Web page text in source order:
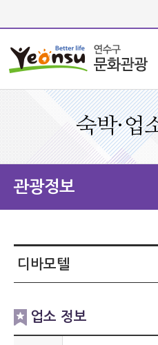
숙박·업
관광정보
디바모텔
업소 정보